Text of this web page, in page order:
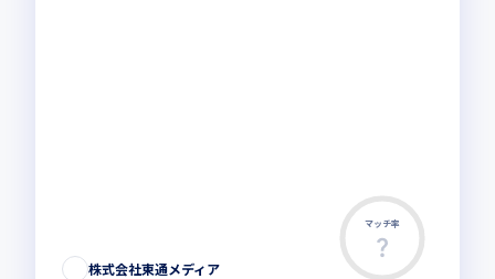
マッチ率
株式会社東通メディア